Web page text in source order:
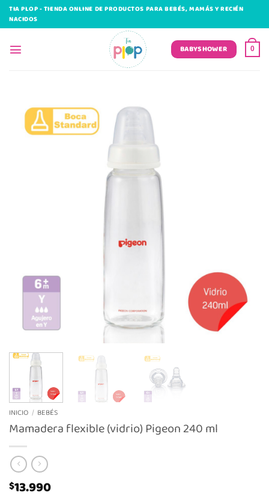
Saltar
TIA PLOP - TIENDA ONLINE DE PRODUCTOS PARA BEBÉS, MAMÁS Y RECIÉN
NACIDOS
BABYSHOWER 0
INICIO / BEBÉS
Mamadera flexible (vidrio) Pigeon 240 ml
$13.990